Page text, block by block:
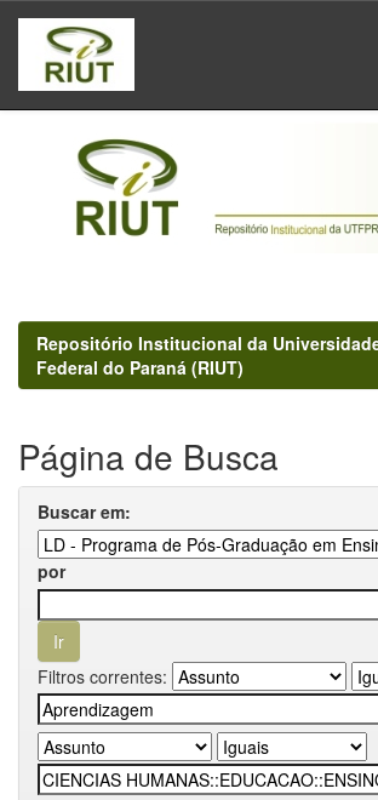
Skip
navigation
Repositório Institucional da
Federal do Paraná (RIUT)
Página de Busca
Buscar em:
por
Filtros correntes: